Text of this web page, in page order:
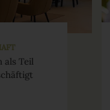
als Teil